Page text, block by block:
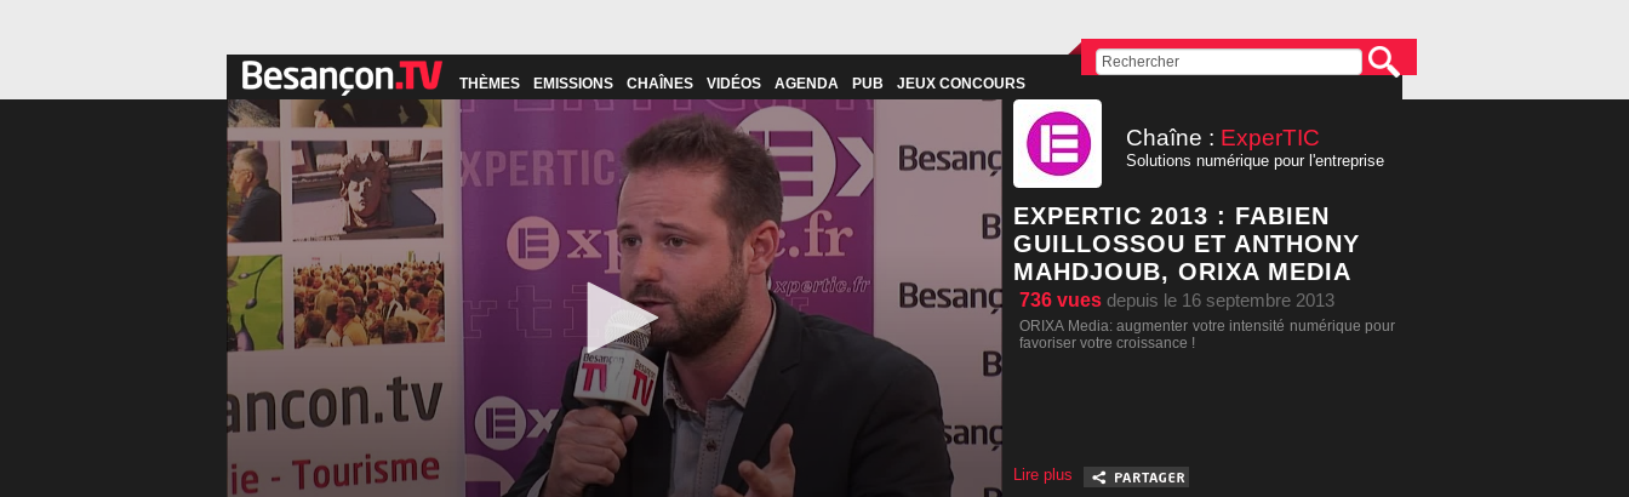
THÈMES EMISSIONS CHAÎNES VIDÉOS AGENDA PUB JEUX CONCOURS
Chaîne : ExperTIC
Solutions numérique pour l'entreprise
EXPERTIC 2013 : FABIEN
GUILLOSSOU ET ANTHONY
MAHDJOUB, ORIXA MEDIA
736 vues depuis le 16 septembre 2013
ORIXA Media: augmenter votre intensité numérique pour
favoriser votre croissance !
Lire plus